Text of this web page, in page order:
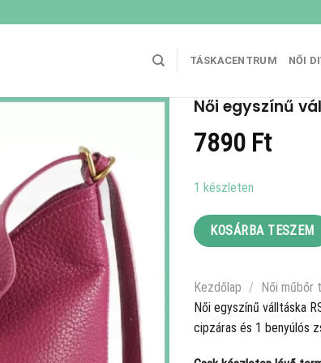
TÁSKACENTRUM NŐI
Női egyszínű
7890 Ft
1 készleten
KOSÁRBA TESZEM
Kezdőlap / Női műbőr
Női egyszínű válltáska
cipzáras és 1 benyúlós